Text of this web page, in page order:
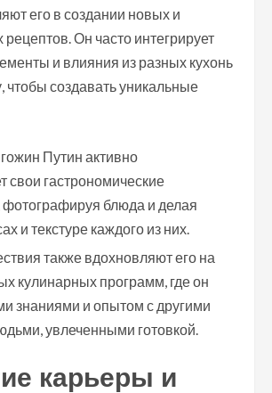
его в создании новых и
Он часто интегрирует
и влияния из разных кухонь
чтобы создавать уникальные
Путин активно
свои гастрономические
блюда и делая
и текстуре каждого из них.
также вдохновляют его на
кулинарных программ, где он
знаниями и опытом с другими
увлеченными готовкой.
карьеры и